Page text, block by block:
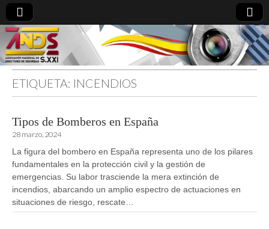
directoresdeseguridad.es
ETIQUETA: INCENDIOS
Tipos de Bomberos en España
28 marzo, 2024
La figura del bombero en España representa uno de los pilares
fundamentales en la protección civil y la gestión de
emergencias. Su labor trasciende la mera extinción de
incendios, abarcando un amplio espectro de actuaciones en
situaciones de riesgo, rescate…